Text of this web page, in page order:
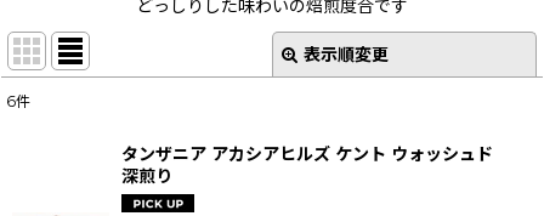
どっしりした味わいの焙煎度合です
表示順変更
6件
タンザニア アカシアヒルズ ケント ウォッシュド
深煎り